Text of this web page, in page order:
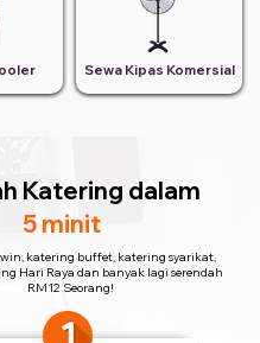
Sewa Kipas Komersial
Katering dalam
5 minit
katering buffet, katering syarikat,
Hari Raya dan banyak lagi serendah
RM12 Seorang!